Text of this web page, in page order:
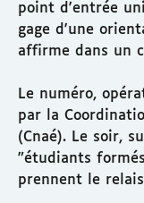
point d'entrée
gage d'une
affirme dans un
Le numéro,
par la
(Cnaé). Le soir,
"étudiants
prennent le